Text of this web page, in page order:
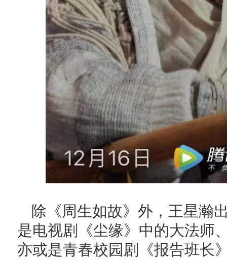
除《周生如故》外，王星瀚
是电视剧《尘缘》中的大法师
亦或是青春校园剧《报告班长